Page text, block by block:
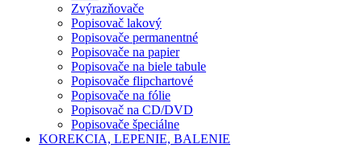
Zvýrazňovače
Popisovač lakový
Popisovače permanentné
Popisovače na papier
Popisovače na biele tabule
Popisovače flipchartové
Popisovače na fólie
Popisovač na CD/DVD
Popisovače špeciálne
KOREKCIA, LEPENIE, BALENIE